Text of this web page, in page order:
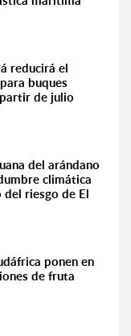
reducirá el
buques
de julio
del arándano
climática
riesgo de El
ponen en
de fruta